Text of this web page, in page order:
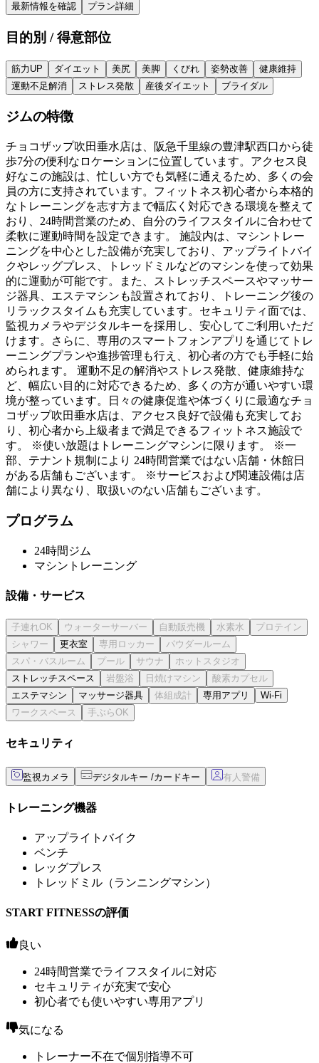
最新情報を確認 プラン詳細
目的別 / 得意部位
筋力UP ダイエット 美尻 美脚 くびれ 姿勢改善
健康維持
運動不足解消
ストレス発散 産後ダイエット ブライダル
ジムの特徴
チョコザップ吹田垂水店は、阪急千里線の豊津駅西口から徒
歩7分の便利なロケーションに位置しています。アクセス良
好なこの施設は、忙しい方でも気軽に通えるため、多くの会
員の方に支持されています。フィットネス初心者から本格的
なトレーニングを志す方まで幅広く対応できる環境を整えて
おり、24時間営業のため、自分のライフスタイルに合わせて
柔軟に運動時間を設定できます。 施設内は、マシントレー
ニングを中心とした設備が充実しており、アップライトバイ
クやレッグプレス、トレッドミルなどのマシンを使って効果
的に運動が可能です。また、ストレッチスペースやマッサー
ジ器具、エステマシンも設置されており、トレーニング後の
リラックスタイムも充実しています。セキュリティ面では、
監視カメラやデジタルキーを採用し、安心してご利用いただ
けます。さらに、専用のスマートフォンアプリを通じてトレ
ーニングプランや進捗管理も行え、初心者の方でも手軽に始
められます。 運動不足の解消やストレス発散、健康維持な
ど、幅広い目的に対応できるため、多くの方が通いやすい環
境が整っています。日々の健康促進や体づくりに最適なチョ
コザップ吹田垂水店は、アクセス良好で設備も充実してお
り、初心者から上級者まで満足できるフィットネス施設で
す。 ※使い放題はトレーニングマシンに限ります。 ※一
部、テナント規制により 24時間営業ではない店舗・休館日
がある店舗もございます。 ※サービスおよび関連設備は店
舗により異なり、取扱いのない店舗もございます。
プログラム
24時間ジム
マシントレーニング
設備・サービス
更衣室
ストレッチスペース
エステマシン
マッサージ器具 専用アプリ Wi-Fi
セキュリティ
監視カメラ デジタルキー /カードキー
トレーニング機器
アップライトバイク
ベンチ
レッグプレス
トレッドミル（ランニングマシン）
START FITNESSの評価
良い
24時間営業でライフスタイルに対応
セキュリティが充実で安心
初心者でも使いやすい専用アプリ
気になる
トレーナー不在で個別指導不可